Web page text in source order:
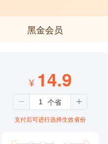
黑金会员
¥ 14.9
支付后可进行选择生效省份